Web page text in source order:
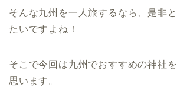
そんな九州を一人旅するなら、是非
たいですよね！
そこで今回は九州でおすすめの神社
思います。